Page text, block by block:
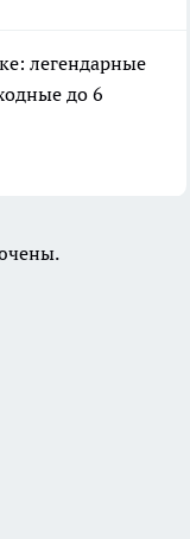
легендарные
до 6